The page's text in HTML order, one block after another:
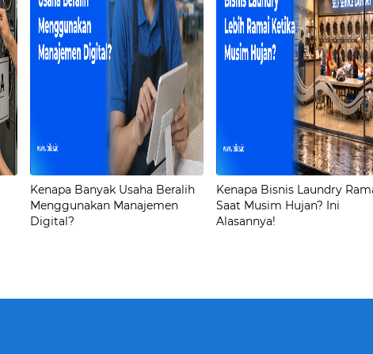
Kenapa Banyak Usaha Beralih
Menggunakan Manajemen
Digital?
Kenapa Bisnis Laundry
Saat Musim Hujan? Ini
Alasannya!